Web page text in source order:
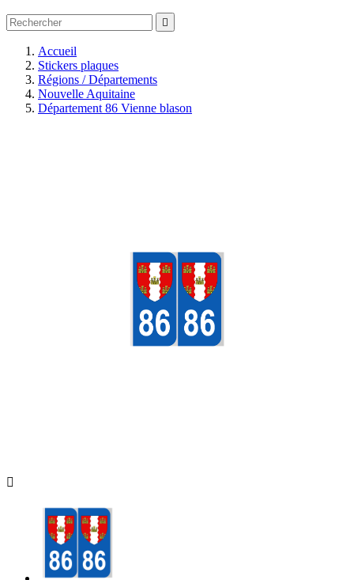

Accueil
Stickers plaques
Régions / Départements
Nouvelle Aquitaine
Département 86 Vienne blason
